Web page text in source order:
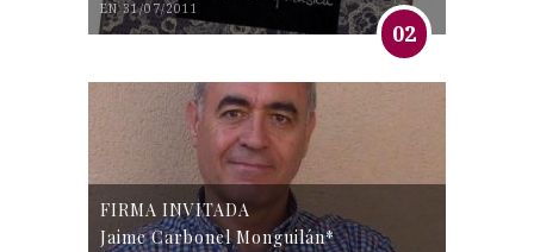
EN 31/07/2011
02
FIRMA INVITADA
Jaime Carbonel Monguilán*